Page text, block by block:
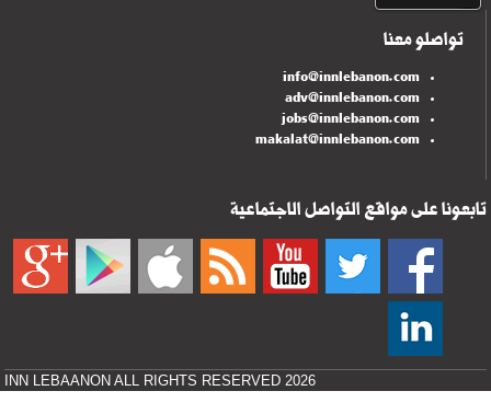
تواصلو معنا
info@innlebanon.com
adv@innlebanon.com
jobs@innlebanon.com
makalat@innlebanon.com
تابعونا على مواقع التواصل الاجتماعية
INN LEBAANON ALL RIGHTS RESERVED 2026